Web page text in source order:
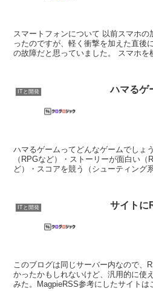
スマートフォンについて 以前スマホの加速度センサーが効かなくな
ったのですが、軽く衝撃を加えた直後
の故障だと思っていました。 スマホを横にしても画面が横にならず
ITと開発 ハマるゲ
ハマるゲームってどんなゲームでしょ
（RPGなど）・ストーリーが面白い
ど）・スコアを競う（シューティング
ITと開発 サイトに
このブログは同じサーバー内なので、
かったかもしれないけど、汎用的に使
みた。MagpieRSS参考にしたサイトは